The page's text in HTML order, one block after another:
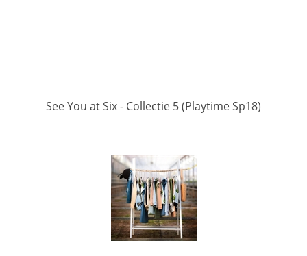
See You at Six - Collectie 5 (Playtime Sp18)